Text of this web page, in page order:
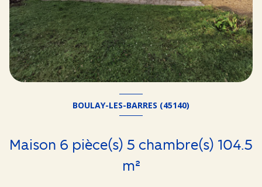
BOULAY-LES-BARRES (45140)
Maison 6 pièce(s) 5 chambre(s) 104.5
m²